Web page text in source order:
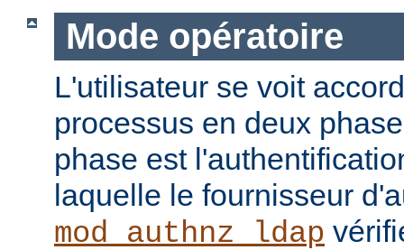
Mode opératoire
L'utilisateur se voit
processus en deux
phase est
laquelle le fournisseur
mod_authnz_ldap